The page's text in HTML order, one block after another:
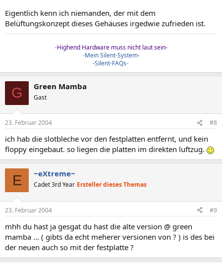
Eigentlich kenn ich niemanden, der mit dem
Belüftungskonzept dieses Gehäuses irgedwie zufrieden ist.
-Highend Hardware muss nicht laut sein-
-Mein Silent-System-
-Silent-FAQs-
G Green Mamba
Gast
23. Februar 2004 #8
ich hab die slotbleche vor den festplatten entfernt, und kein
floppy eingebaut. so liegen die platten im direkten luftzug.
E ~eXtreme~
Cadet 3rd Year Ersteller dieses Themas
23. Februar 2004 #9
mhh du hast ja gesgat du hast die alte version @ green
mamba ... ( gibts da echt meherer versionen von ? ) is des bei
der neuen auch so mit der festplatte ?